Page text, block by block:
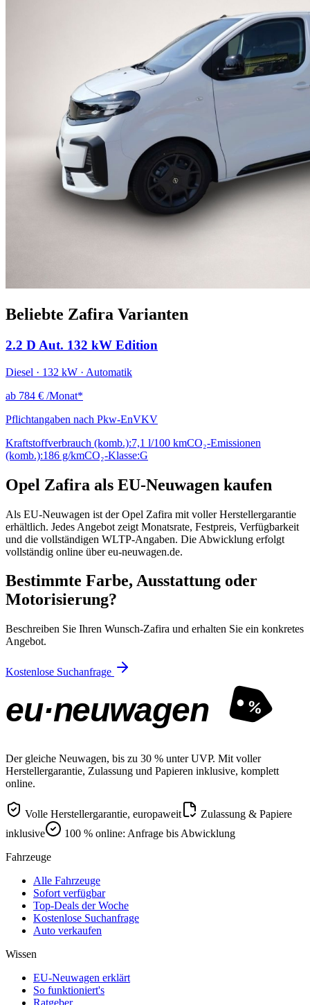
Beliebte Zafira Varianten
2.2 D Aut. 132 kW Edition
Diesel · 132 kW · Automatik
ab 784 € /Monat*
Pflichtangaben nach Pkw-EnVKV
Kraftstoffverbrauch (komb.):7,1 l/100 kmCO₂-Emissionen
(komb.):186 g/kmCO₂-Klasse:G
Opel Zafira als EU-Neuwagen kaufen
Als EU-Neuwagen ist der Opel Zafira mit voller Herstellergarantie
erhältlich. Jedes Angebot zeigt Monatsrate, Festpreis, Verfügbarkeit
und die vollständigen WLTP-Angaben. Die Abwicklung erfolgt
vollständig online über eu-neuwagen.de.
Bestimmte Farbe, Ausstattung oder
Motorisierung?
Beschreiben Sie Ihren Wunsch-Zafira und erhalten Sie ein konkretes
Angebot.
Kostenlose Suchanfrage
eu·neuwagen %
Der gleiche Neuwagen, bis zu 30 % unter UVP. Mit voller
Herstellergarantie, Zulassung und Papieren inklusive, komplett
online.
Volle Herstellergarantie, europaweit
Zulassung & Papiere
inklusive
100 % online: Anfrage bis Abwicklung
Fahrzeuge
Alle Fahrzeuge
Sofort verfügbar
Top-Deals der Woche
Kostenlose Suchanfrage
Auto verkaufen
Wissen
EU-Neuwagen erklärt
So funktioniert's
Ratgeber